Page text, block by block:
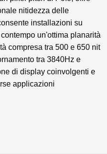
nitidezza delle
installazioni su
un'ottima planarità
compresa tra 500 e 650 nit
tra 3840Hz e
di display coinvolgenti e
applicazioni